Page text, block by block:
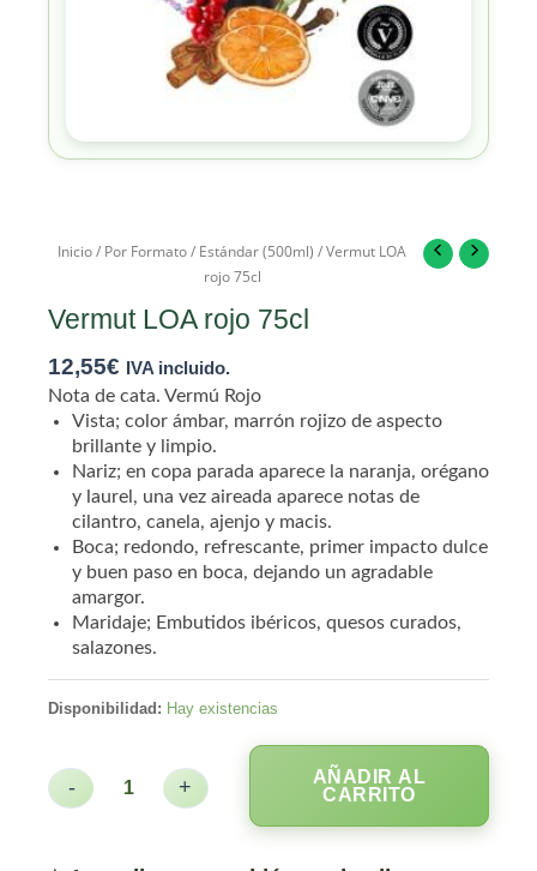
Inicio/ Por Formato/ Estándar (500ml) / Vermut LOA
rojo 75cl
Vermut LOA rojo 75cl
12,55€ IVA incluido.
Nota de cata. Vermú Rojo
Vista; color ámbar, marrón rojizo de aspecto
brillante y limpio.
Nariz; en copa parada aparece la naranja, orégano
y laurel, una vez aireada aparece notas de
cilantro, canela, ajenjo y macis.
Boca; redondo, refrescante, primer impacto dulce
y buen paso en boca, dejando un agradable
amargor.
Maridaje; Embutidos ibéricos, quesos curados,
salazones.
Disponibilidad: Hay existencias
- +
AÑADIR AL
CARRITO